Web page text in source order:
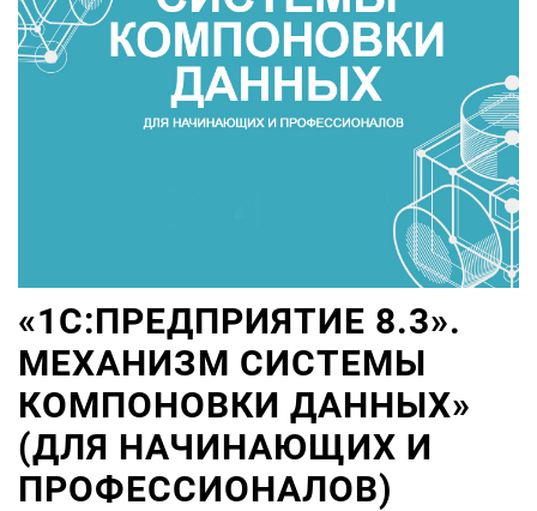
«1С:ПРЕДПРИЯТИЕ 8.3».
МЕХАНИЗМ СИСТЕМЫ
КОМПОНОВКИ ДАННЫХ»
(ДЛЯ НАЧИНАЮЩИХ И
ПРОФЕССИОНАЛОВ)